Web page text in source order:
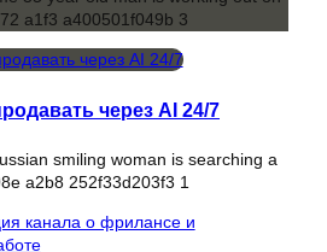
через AI 24/7